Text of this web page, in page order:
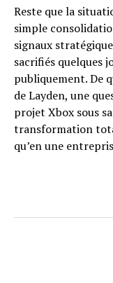
Reste que la
simple
signaux
sacrifiés quelques
publiquement. De
de Layden, une
projet Xbox sous
transformation
qu’en une